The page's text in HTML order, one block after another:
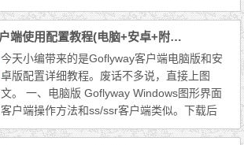
书。提供免费的内容电子书有助于建立潜在客
户列表，同时精心准备的电子书还可以使您的
客户相信自己的才能，知识和资源。 为什么
需要创建电子书？ 电子书可立即下载和阅
读，使他们在脑海中记忆犹新，而不必等待发
行实体书。它甚至节省...
Goflyway机场客户端使用配置教程(电脑+安卓+附节点)
今天小编带来的是Goflyway客户端电脑版和安
卓版配置详细教程。废话不多说，直接上图
文。 一、电脑版 Goflyway Windows图形界面
客户端操作方法和ss/ssr客户端类似。下载后
解压出来，打开Goflyway文件夹里面的Goflyw